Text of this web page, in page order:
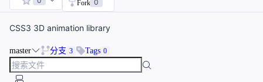
Fork 0
CSS3 3D animation library
master 分支 3 Tags 0